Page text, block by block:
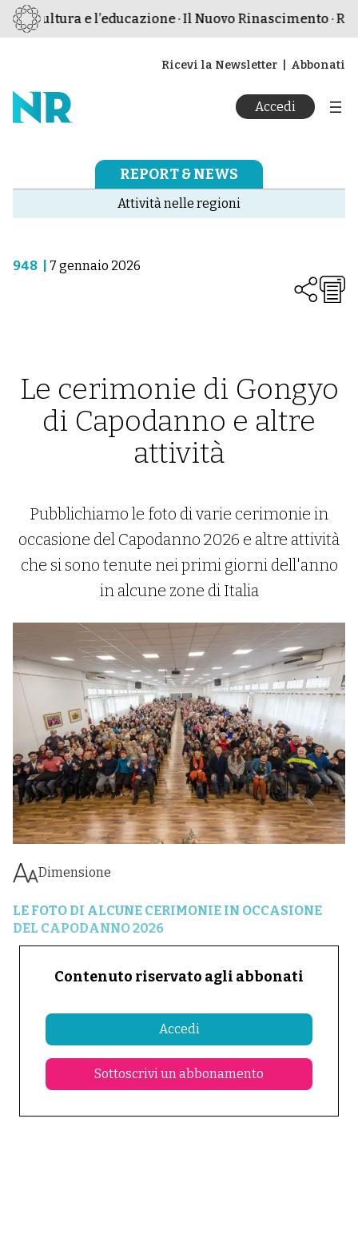
la cultura e l’educazione · Il Nuovo Rinascimento ·
Ricevi la Newsletter Abbonati
Accedi
REPORT & NEWS
Attività nelle regioni
948 7 gennaio 2026
Le cerimonie di Gongyo
di Capodanno e altre
attività
Pubblichiamo le foto di varie cerimonie in
occasione del Capodanno 2026 e altre attività
che si sono tenute nei primi giorni dell'anno
in alcune zone di Italia
Dimensione
LE FOTO DI ALCUNE CERIMONIE IN OCCASIONE
DEL CAPODANNO 2026
Contenuto riservato agli abbonati
Accedi
Sottoscrivi un abbonamento